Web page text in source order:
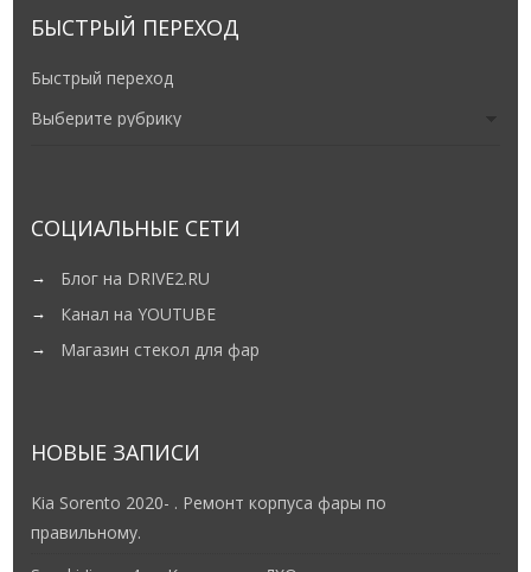
БЫСТРЫЙ ПЕРЕХОД
Быстрый переход
СОЦИАЛЬНЫЕ СЕТИ
Блог на DRIVE2.RU
Канал на YOUTUBE
Магазин стекол для фар
НОВЫЕ ЗАПИСИ
Kia Sorento 2020- . Ремонт корпуса фары по
правильному.